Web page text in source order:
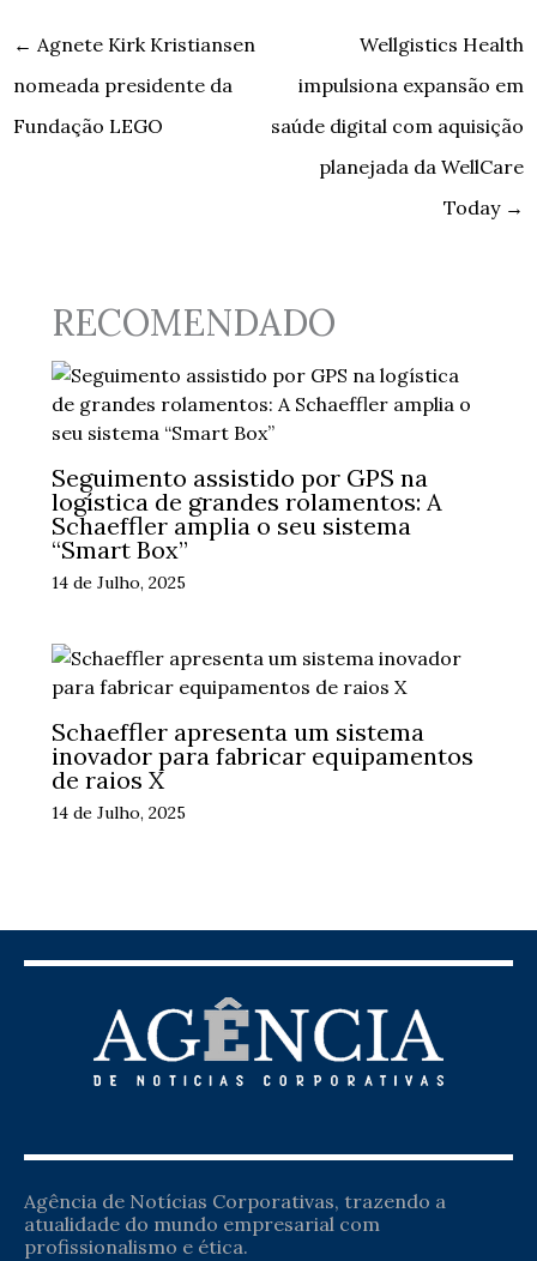
← Agnete Kirk Kristiansen
nomeada presidente da
Fundação LEGO
Wellgistics Health
impulsiona expansão em
saúde digital com aquisição
planejada da WellCare
Today →
RECOMENDADO
Seguimento assistido por GPS na
logística de grandes rolamentos: A
Schaeffler amplia o seu sistema
“Smart Box”
14 de Julho, 2025
Schaeffler apresenta um sistema
inovador para fabricar equipamentos
de raios X
14 de Julho, 2025
Agência de Notícias Corporativas, trazendo a
atualidade do mundo empresarial com
profissionalismo e ética.